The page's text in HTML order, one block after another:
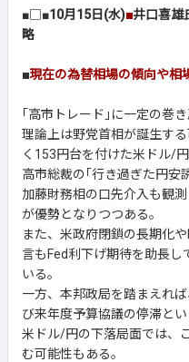
■□■10月15日(水)■井口喜雄
略
■現在の為替相場の傾向や相
｢高市トレード｣に一定の巻き
理論上は野党首相が誕生す
く153円台を付けた米ドル/
高市総裁の｢行き過ぎた円安
加藤財務相の口先介入も観
が優勢となりつつある。
また、米政府閉鎖の長期化
言もFed利下げ期待を助長し
いる。
一方、本邦政局を踏まえれ
び来年度予算協議の停滞と
米ドル/円の下落局面では、
む可能性もある。